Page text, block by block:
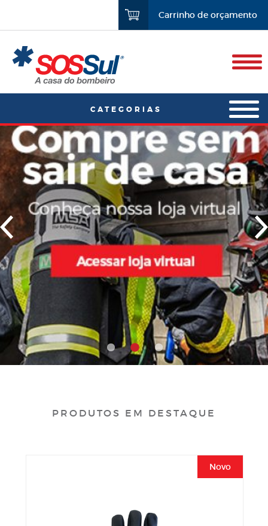
Carrinho de orçamento
PRODUTOS EM DESTAQUE
Novo
Enviar